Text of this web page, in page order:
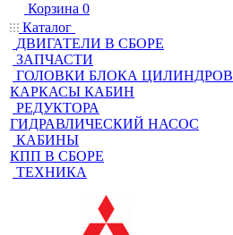
Корзина 0
Каталог
ДВИГАТЕЛИ В СБОРЕ
ЗАПЧАСТИ
ГОЛОВКИ БЛОКА ЦИЛИНДРОВ
КАРКАСЫ КАБИН
РЕДУКТОРА
ГИДРАВЛИЧЕСКИЙ НАСОС
КАБИНЫ
КПП В СБОРЕ
ТЕХНИКА